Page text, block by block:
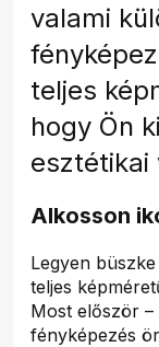
valami
teljes
hogy Ön
esztétikai
Alkosson
Legyen
teljes
Most először
fényképezés